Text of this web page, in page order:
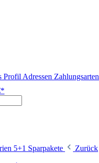
Profil Adressen Zahlungsarten
5+1 Sparpakete
Zurück